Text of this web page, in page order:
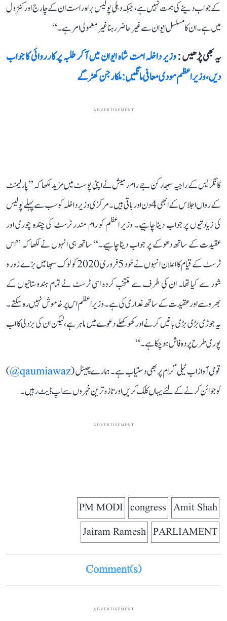
کے جواب دینے کی ہمت نہیں ہے، جبکہ دہلی پولیس براہ راست ان کے چارج اور کنٹرول
میں ہے۔ ان کا مسلسل ایوان سے غیر حاضر رہنا غیر معمولی امر ہے۔‘‘
یہ بھی پڑھیں :وزیر داخلہ امت شاہ ایوان میں آ کر طلبہ پر کارروائی کا جواب
دیں، وزیر اعظم مودی معافی مانگیں: ملکارجن کھڑگے
ADVERTISEMENT
کانگریس کے راجیہ سبھا رکن جے رام رمیش نے اپنی پوسٹ میں مزید لکھا کہ ’’پارلیمنٹ
کے رواں اجلاس کے ابھی 4 دن اور باقی ہیں۔ مرکزی وزیر داخلہ کو سب سے پہلے پولیس
کی زیادتیوں پر جواب دینا چاہیے۔ وزیر اعظم کو رام مندر ٹرسٹ کی چندہ چوری اور
عقیدت کے ساتھ دھوکے پر جواب دینا چاہیے۔‘‘ ساتھ ہی انہوں نے لکھا کہ ’’اس
ٹرسٹ کے قیام کا اعلان انہوں نے خود 5 فروری 2020 کو لوک سبھا میں بڑے زور و
شور سے کیا تھا۔ ان کی طرف سے منتخب کردہ اسی ٹرسٹ نے تمام ہندوستانیوں کے
بھروسے اور عقیدت کے ساتھ غداری کی ہے۔ وزیر اعظم اس پر خاموش نہیں رہ سکتے۔
یہ جوڑی بڑی بڑی باتیں کرنے اور کھوکھلے دعوے میں ماہر ہے، لیکن ان کی بزدلی کا اب
پوری طرح پردہ فاش ہو چکا ہے۔‘‘
قومی آواز اب ٹیلی گرام پر بھی دستیاب ہے۔ ہمارے چینل (qaumiawaz@
)
کو جوائن کرنے کے لئے یہاں کلک کریں اور تازہ ترین خبروں سے اپ ڈیٹ رہیں۔
ADVERTISEMENT
Amit Shah
congress
PM MODI
PARLIAMENT
Jairam Ramesh
Comment(s)
ADVERTISEMENT